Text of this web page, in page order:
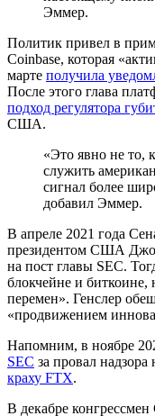
Эммер.
Политик привел в
Coinbase, которая
марте получила
После этого глава
подход регулятора
США.
«Это явно не то,
служить
сигнал более
добавил Эммер.
В апреле 2021 года
президентом США Джо
на пост главы SEC.
блокчейне и биткоине,
перемен». Генслер
«продвижением
Напомним, в ноябре
SEC за провал
краху FTX.
В декабре